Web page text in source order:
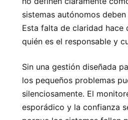
sistemas autónomos
Esta falta de claridad hace
quién es el responsable y
Sin una gestión diseñada
los pequeños problemas
silenciosamente. El
esporádico y la confianza